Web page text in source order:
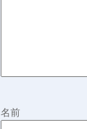
名前